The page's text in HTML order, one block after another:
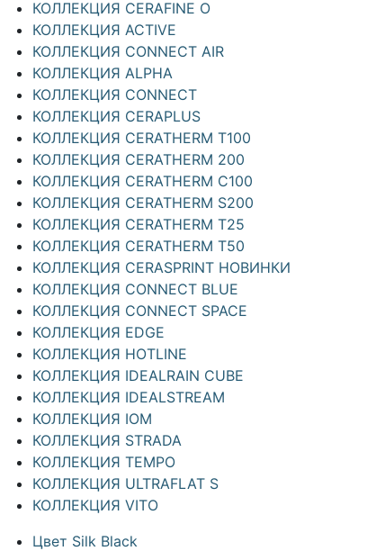
КОЛЛЕКЦИЯ CERAFINE O
КОЛЛЕКЦИЯ ACTIVE
КОЛЛЕКЦИЯ CONNECT AIR
КОЛЛЕКЦИЯ ALPHA
КОЛЛЕКЦИЯ CONNECT
КОЛЛЕКЦИЯ CERAPLUS
КОЛЛЕКЦИЯ CERATHERM T100
КОЛЛЕКЦИЯ CERATHERM 200
КОЛЛЕКЦИЯ CERATHERM C100
КОЛЛЕКЦИЯ CERATHERM S200
КОЛЛЕКЦИЯ CERATHERM T25
КОЛЛЕКЦИЯ CERATHERM T50
КОЛЛЕКЦИЯ CERASPRINT НОВИНКИ
КОЛЛЕКЦИЯ CONNECT BLUE
КОЛЛЕКЦИЯ CONNECT SPACE
КОЛЛЕКЦИЯ EDGE
КОЛЛЕКЦИЯ HOTLINE
КОЛЛЕКЦИЯ IDEALRAIN CUBE
КОЛЛЕКЦИЯ IDEALSTREAM
КОЛЛЕКЦИЯ IOM
КОЛЛЕКЦИЯ STRADA
КОЛЛЕКЦИЯ TEMPO
КОЛЛЕКЦИЯ ULTRAFLAT S
КОЛЛЕКЦИЯ VITO
Цвет Silk Black